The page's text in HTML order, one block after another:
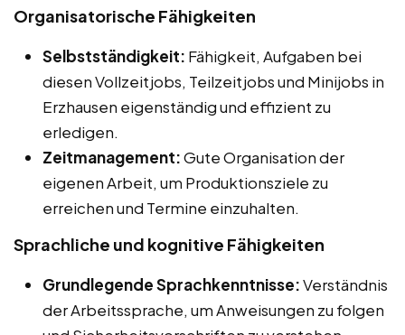
Organisatorische Fähigkeiten
Selbstständigkeit: Fähigkeit, Aufgaben bei
diesen Vollzeitjobs, Teilzeitjobs und Minijobs in
Erzhausen eigenständig und effizient zu
erledigen.
Zeitmanagement:Gute Organisation der
eigenen Arbeit, um Produktionsziele zu
erreichen und Termine einzuhalten.
Sprachliche und kognitive Fähigkeiten
Grundlegende Sprachkenntnisse:Verständnis
der Arbeitssprache, um Anweisungen zu folgen